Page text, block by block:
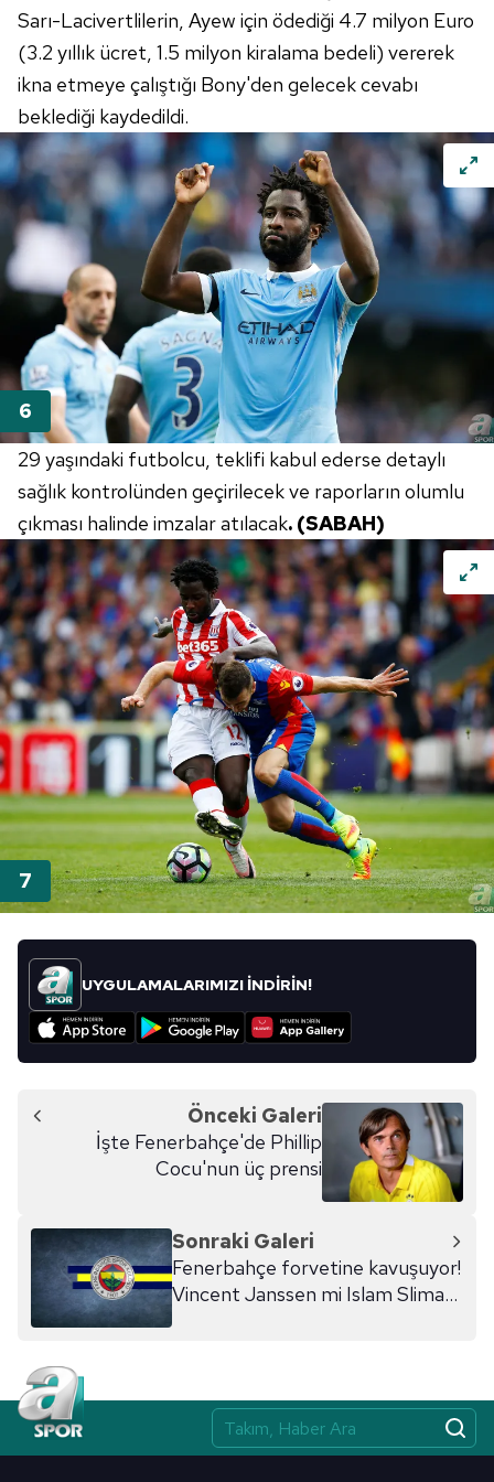
Sarı-Lacivertlilerin, Ayew için ödediği 4.7 milyon Euro
(3.2 yıllık ücret, 1.5 milyon kiralama bedeli) vererek
ikna etmeye çalıştığı Bony'den gelecek cevabı
beklediği kaydedildi.
29 yaşındaki futbolcu, teklifi kabul ederse detaylı
sağlık kontrolünden geçirilecek ve raporların olumlu
çıkması halinde imzalar atılacak. (SABAH)
UYGULAMALARIMIZI İNDİRİN!
Önceki Galeri
İşte Fenerbahçe'de Phillip
Cocu'nun üç prensi
Sonraki Galeri
Fenerbahçe forvetine kavuşuyor!
Vincent Janssen mi Islam Slimani